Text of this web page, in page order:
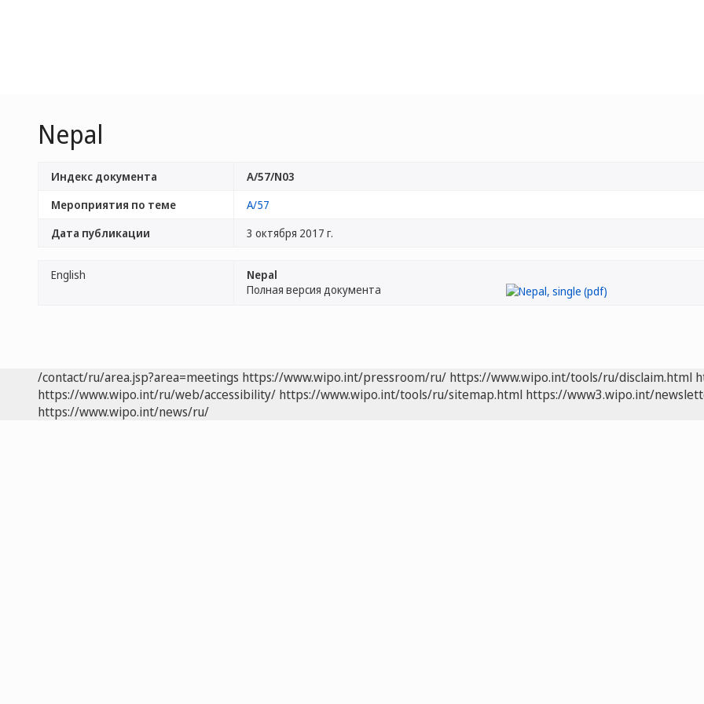
Nepal
Индекс документа
A/57/N03
Мероприятия по теме
A/57
Дата публикации
3 октября 2017 г.
English
Nepal
Полная версия документа
/contact/ru/area.jsp?area=meetings https://www.wipo.int/pressroom/ru/ https://www.wipo.int/tools/ru/disclaim.html
https://www.wipo.int/ru/web/accessibility/ https://www.wipo.int/tools/ru/sitemap.html https://www3.wipo.int/
https://www.wipo.int/news/ru/